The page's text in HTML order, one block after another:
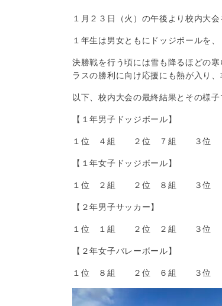
１月２３日（火）の午後より校内大会
１年生は男女ともにドッジボールを
決勝戦を行う頃には雪も降るほどの
ラスの勝利に向け応援にも熱が入り
以下、校内大会の最終結果とその様子
【１年男子ドッジボール】
１位 ４組 ２位 ７組 ３位
【１年女子ドッジボール】
１位 ２組 ２位 ８組 ３位
【２年男子サッカー】
１位 １組 ２位 ２組 ３位
【２年女子バレーボール】
１位 ８組 ２位 ６組 ３位